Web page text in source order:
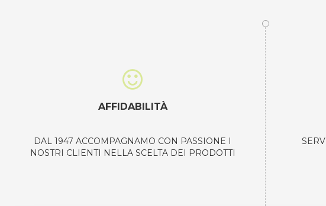
AFFIDABILITÀ
DAL 1947 ACCOMPAGNAMO CON PASSIONE I
NOSTRI CLIENTI NELLA SCELTA DEI PRODOTTI